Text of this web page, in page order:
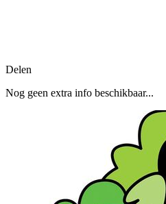
Delen
Nog geen extra info beschikbaar...